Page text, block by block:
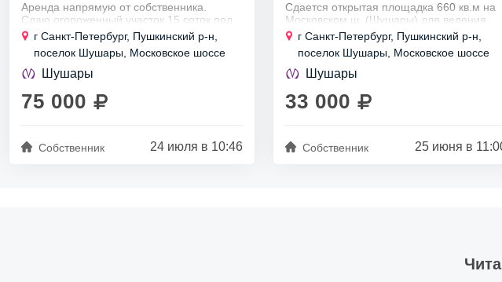
Аренда напрямую от собственника.
Сдаю огороженный участок 15 соток под
производственно - складскую базу со
всеми коммуникациями. Доступ
круглосуточный. Под...
г Санкт-Петербург, Пушкинский р-н,
поселок Шушары, Московское шоссе
Шушары
75 000
Собственник 24 июля в 10:46
Сдается открытая площадка 660 кв.м на
Московском ш. (Шушары) для ведения
хозяйственно-предпринимательской
деятельности (под складирование,
строительство ангара...
г Санкт-Петербург, Пушкинский р-н,
поселок Шушары, Московское шоссе
Шушары
33 000
Собственник 25 июня в